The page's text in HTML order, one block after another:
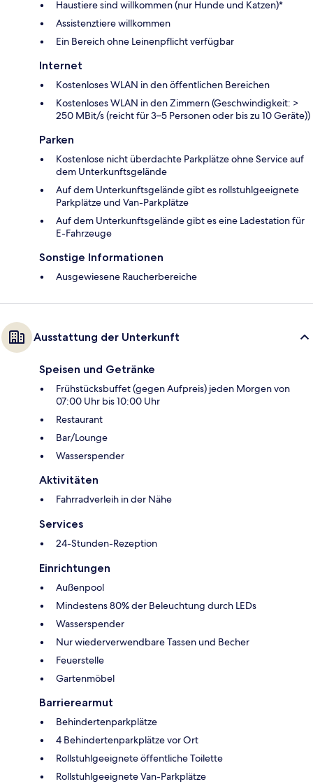
Haustiere sind willkommen (nur Hunde und Katzen)*
Assistenztiere willkommen
Ein Bereich ohne Leinenpflicht verfügbar
Internet
Kostenloses WLAN in den öffentlichen Bereichen
Kostenloses WLAN in den Zimmern (Geschwindigkeit: >
250 MBit/s (reicht für 3–5 Personen oder bis zu 10 Geräte))
Parken
Kostenlose nicht überdachte Parkplätze ohne Service auf
dem Unterkunftsgelände
Auf dem Unterkunftsgelände gibt es rollstuhlgeeignete
Parkplätze und Van-Parkplätze
Auf dem Unterkunftsgelände gibt es eine Ladestation für
E-Fahrzeuge
Sonstige Informationen
Ausgewiesene Raucherbereiche
Ausstattung der Unterkunft
Speisen und Getränke
Frühstücksbuffet (gegen Aufpreis) jeden Morgen von
07:00 Uhr bis 10:00 Uhr
Restaurant
Bar/Lounge
Wasserspender
Aktivitäten
Fahrradverleih in der Nähe
Services
24-Stunden-Rezeption
Einrichtungen
Außenpool
Mindestens 80% der Beleuchtung durch LEDs
Wasserspender
Nur wiederverwendbare Tassen und Becher
Feuerstelle
Gartenmöbel
Barrierearmut
Behindertenparkplätze
4 Behindertenparkplätze vor Ort
Rollstuhlgeeignete öffentliche Toilette
Rollstuhlgeeignete Van-Parkplätze